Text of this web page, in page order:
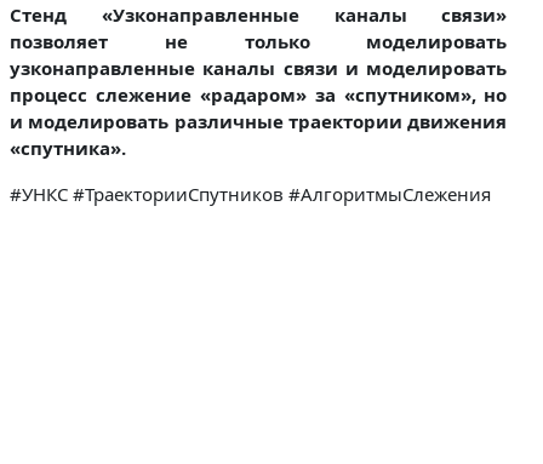
Стенд «Узконаправленные каналы связи»
позволяет не только моделировать
узконаправленные каналы связи и моделировать
процесс слежение «радаром» за «спутником», но
и моделировать различные траектории движения
«спутника».
#УНКС #ТраекторииСпутников #АлгоритмыСлежения